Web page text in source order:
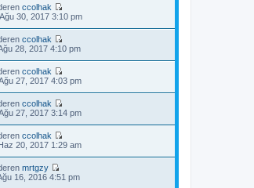
t
ü
e
r
ü
t
ü
e
j
r
ü
t
ü
e
e
s
j
r
ü
t
ü
e
ccolhak
S
e
s
j
ö
r
ü
t
ü
e
30, 2017 3:10 pm
ccolhak
S
e
s
j
ö
r
ü
t
28, 2017 4:10 pm
ccolhak
S
e
s
j
ö
r
27, 2017 4:03 pm
ccolhak
S
e
s
j
27, 2017 3:14 pm
ccolhak
S
e
20, 2017 1:29 am
mrtgzy
S
16, 2016 4:51 pm